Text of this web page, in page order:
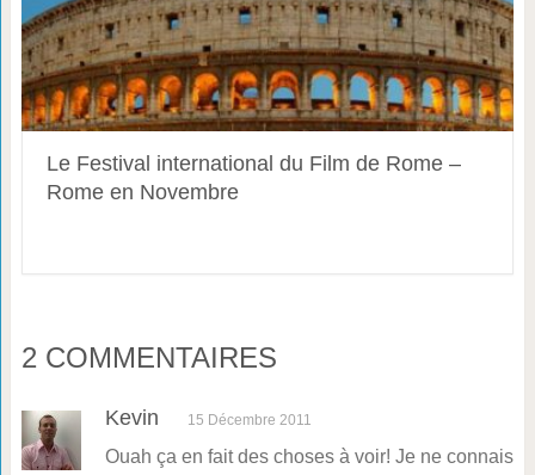
Le Festival international du Film de Rome –
Rome en Novembre
2 COMMENTAIRES
Kevin 15 Décembre 2011
Ouah ça en fait des choses à voir! Je ne connais